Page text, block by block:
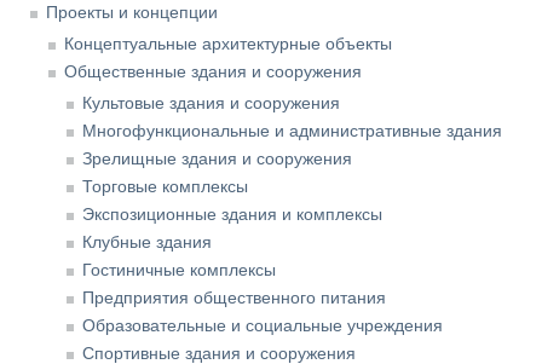
Проекты и концепции
Концептуальные архитектурные объекты
Общественные здания и сооружения
Культовые здания и сооружения
Многофункциональные и административные здания
Зрелищные здания и сооружения
Торговые комплексы
Экспозиционные здания и комплексы
Клубные здания
Гостиничные комплексы
Предприятия общественного питания
Образовательные и социальные учреждения
Спортивные здания и сооружения